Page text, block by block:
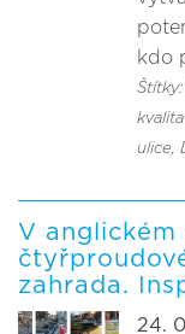
kdo
ulice,
V anglickém
zahrada.
24.